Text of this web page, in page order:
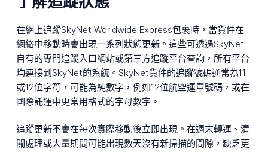
在網上追蹤SkyNet Worldwide Express包裹時，當貨件在
網絡中移動時會出現一系列狀態更新。這些可透過SkyNet
自有的專門追蹤入口網站或第三方追蹤平台查詢，所有平台
均連接到SkyNet的系統。SkyNet貨件的追蹤號碼通常為11
或12位字符，可能為純數字，例如12位航空運單號碼，或在
國際託運中更常用格式的字母數字。
追蹤更新不會在每次實際移動後立即出現。在週末轉運、清
關處理或大量期間可能出現數天沒有新掃描的間隙，缺乏更